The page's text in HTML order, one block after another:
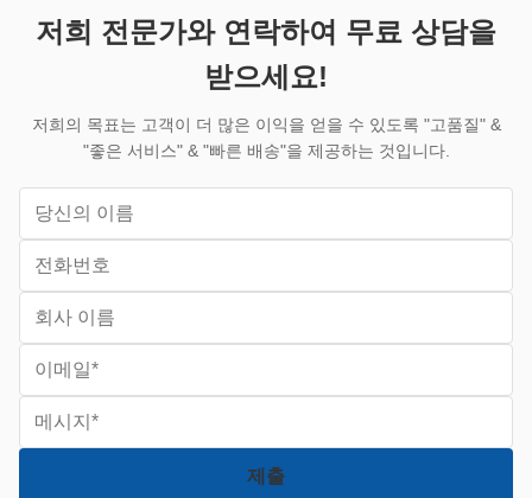
른 부팅 시간, 더 빠른 애...
팩트 시스
저희 전문가와 연락하여 무료 상담을
받으세요!
저희의 목표는 고객이 더 많은 이익을 얻을 수 있도록 "고품질" &
"좋은 서비스" & "빠른 배송"을 제공하는 것입니다.